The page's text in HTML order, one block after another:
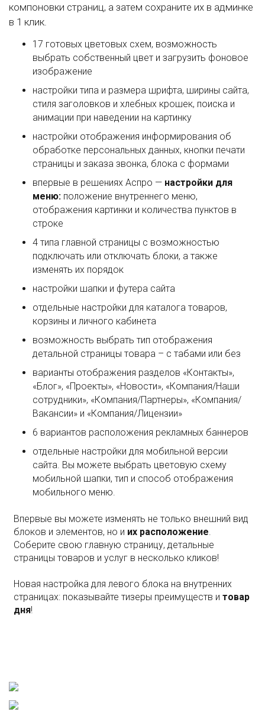
компоновки страниц, а затем сохраните их в админке
в 1 клик.
17 готовых цветовых схем, возможность
выбрать собственный цвет и загрузить фоновое
изображение
настройки типа и размера шрифта, ширины сайта,
стиля заголовков и хлебных крошек, поиска и
анимации при наведении на картинку
настройки отображения информирования об
обработке персональных данных, кнопки печати
страницы и заказа звонка, блока с формами
впервые в решениях Аспро — настройки для
меню: положение внутреннего меню,
отображения картинки и количества пунктов в
строке
4 типа главной страницы с возможностью
подключать или отключать блоки, а также
изменять их порядок
настройки шапки и футера сайта
отдельные настройки для каталога товаров,
корзины и личного кабинета
возможность выбрать тип отображения
детальной страницы товара – с табами или без
варианты отображения разделов «Контакты»,
«Блог», «Проекты», «Новости», «Компания/Наши
сотрудники», «Компания/Партнеры», «Компания/
Вакансии» и «Компания/Лицензии»
6 вариантов расположения рекламных баннеров
отдельные настройки для мобильной версии
сайта. Вы можете выбрать цветовую схему
мобильной шапки, тип и способ отображения
мобильного меню.
Впервые вы можете изменять не только внешний вид
блоков и элементов, но и их расположение.
Соберите свою главную страницу, детальные
страницы товаров и услуг в несколько кликов!
Новая настройка для левого блока на внутренних
страницах: показывайте тизеры преимуществ и товар
дня!